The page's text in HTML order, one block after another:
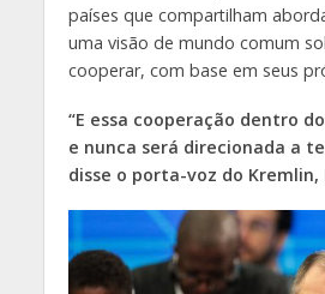
países que compartilham
uma visão de mundo comum
cooperar, com base em seus
“E essa cooperação dentro
e nunca será direcionada a
disse o porta-voz do Kremlin,